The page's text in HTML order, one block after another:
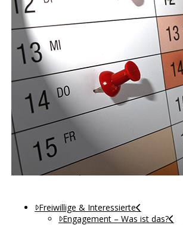
Freiwillige & Interessierte
Engagement – Was ist das?